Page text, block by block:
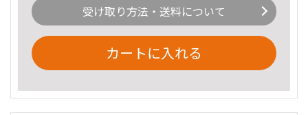
受け取り方法・送料について
カートに入れる